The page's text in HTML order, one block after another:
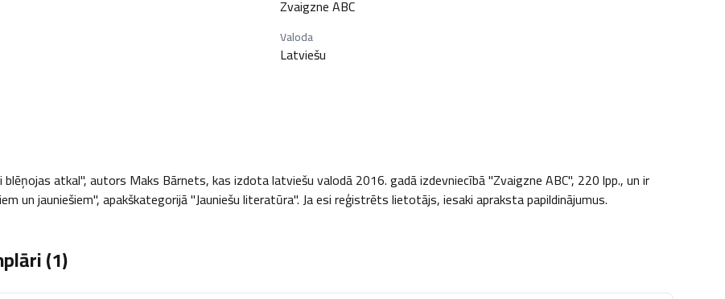
Zvaigzne ABC
Valoda
Latviešu
atkal", autors Maks Bārnets, kas izdota latviešu valodā 2016. gadā izdevniecībā "Zvaigzne ABC", 220 lpp., un ir
un jauniešiem", apakškategorijā "Jauniešu literatūra". Ja esi reģistrēts lietotājs, iesaki apraksta papildinājumus.
(1)